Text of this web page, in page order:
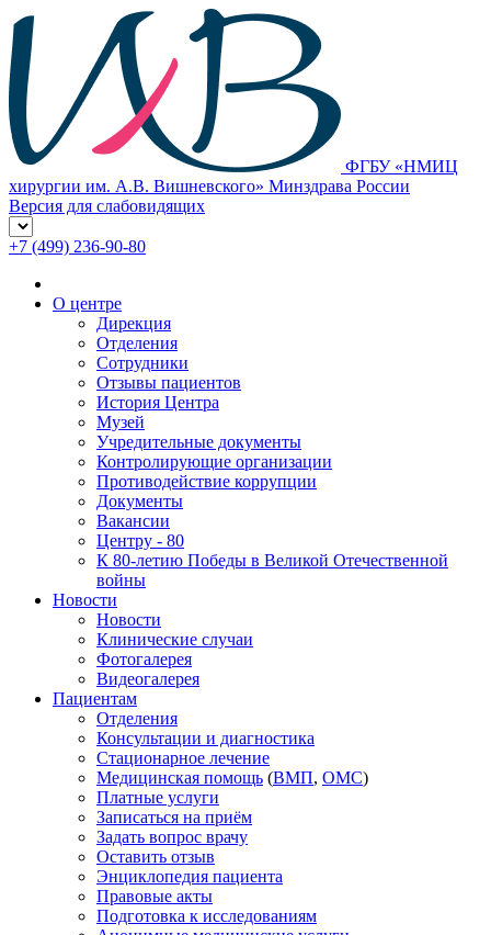
ФГБУ «НМИЦ
хирургии им. А.В. Вишневского» Минздрава России
Версия для слабовидящих
+7 (499) 236-90-80
О центре
Дирекция
Отделения
Сотрудники
Отзывы пациентов
История Центра
Музей
Учредительные документы
Контролирующие организации
Противодействие коррупции
Документы
Вакансии
Центру - 80
К 80-летию Победы в Великой Отечественной
войны
Новости
Новости
Клинические случаи
Фотогалерея
Видеогалерея
Пациентам
Отделения
Консультации и диагностика
Стационарное лечение
Медицинская помощь (ВМП, ОМС)
Платные услуги
Записаться на приём
Задать вопрос врачу
Оставить отзыв
Энциклопедия пациента
Правовые акты
Подготовка к исследованиям